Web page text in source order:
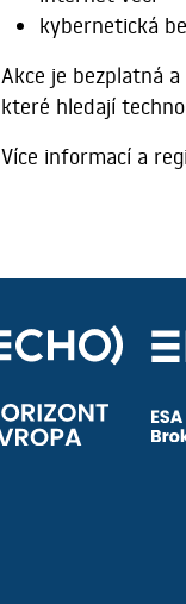
kybernetická
Akce je bezplatná
které hledají
Více informací a